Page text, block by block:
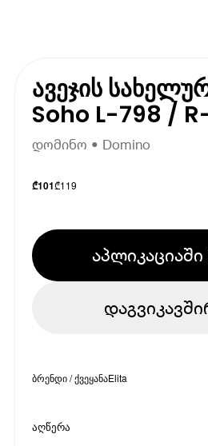
ავეჯის
Soho L-798 /
დომინო • Domino
₾101₾119
აპლიკაციაში
ბრენდი / ქვეყანაElita
აღწერა